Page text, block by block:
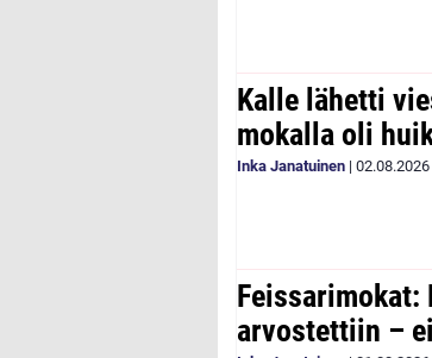
Kalle lähetti
mokalla oli
Inka Janatuinen | 02.08.2026
Feissarimokat:
arvostettiin –